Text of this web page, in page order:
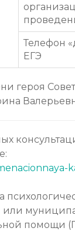
Телефон
ЕГЭ
или
помощи